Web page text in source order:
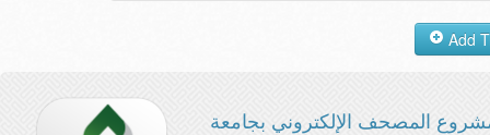
المصحف الإلكتروني بجامعة